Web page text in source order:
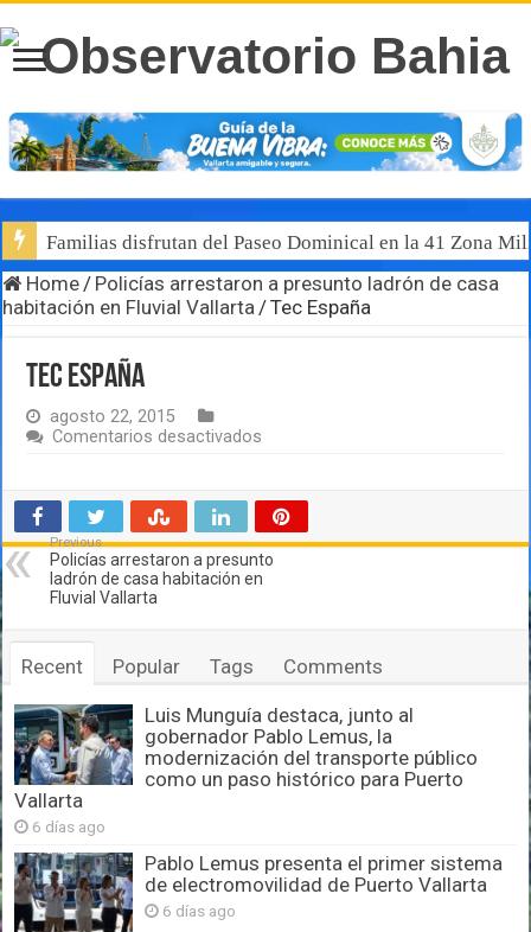
Familias disfrutan del Paseo Dominical en la 41 Zona
Home/ Policías arrestaron a presunto ladrón de casa
habitación en Fluvial Vallarta/Tec España
Tec España
agosto 22, 2015
Comentarios desactivados
Previous
Policías arrestaron a presunto
ladrón de casa habitación en
Fluvial Vallarta
Recent Popular Tags Comments
Luis Munguía destaca, junto al
gobernador Pablo Lemus, la
modernización del transporte público
como un paso histórico para Puerto
Vallarta
6 días ago
Pablo Lemus presenta el primer sistema
de electromovilidad de Puerto Vallarta
6 días ago